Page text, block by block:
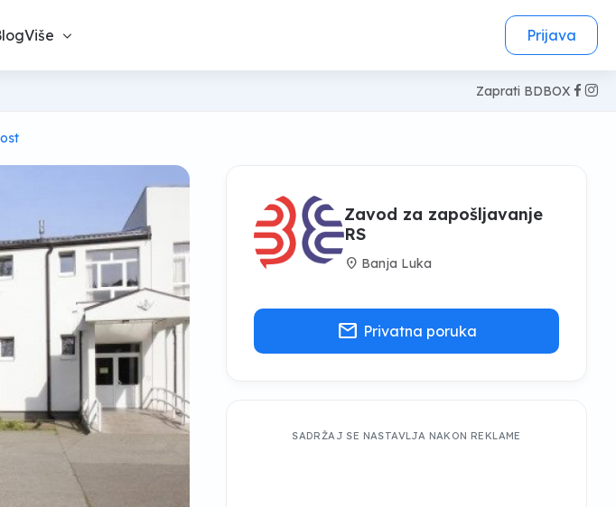
Više Prijava
Zaprati BDBOX
Zavod za zapošljavanje
RS
location_on Banja Luka
mail Privatna poruka
SADRŽAJ SE NASTAVLJA NAKON REKLAME